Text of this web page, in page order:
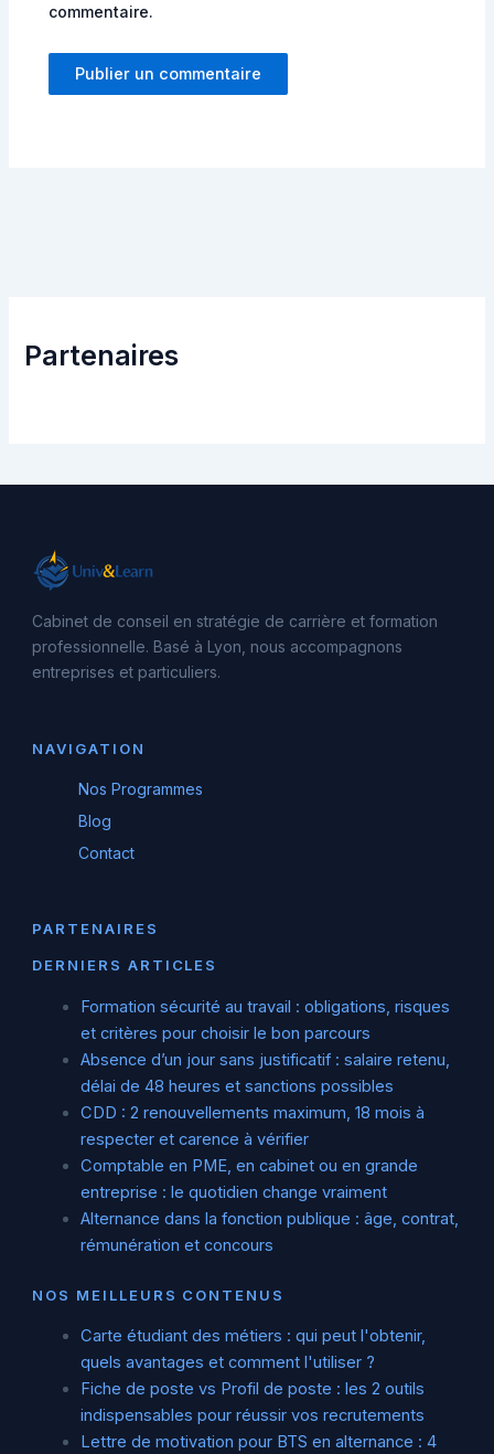
commentaire.
Partenaires
Cabinet de conseil en stratégie de carrière et formation
professionnelle. Basé à Lyon, nous accompagnons
entreprises et particuliers.
NAVIGATION
Nos Programmes
Blog
Contact
PARTENAIRES
DERNIERS ARTICLES
Formation sécurité au travail : obligations, risques
et critères pour choisir le bon parcours
Absence d’un jour sans justificatif : salaire retenu,
délai de 48 heures et sanctions possibles
CDD : 2 renouvellements maximum, 18 mois à
respecter et carence à vérifier
Comptable en PME, en cabinet ou en grande
entreprise : le quotidien change vraiment
Alternance dans la fonction publique : âge, contrat,
rémunération et concours
NOS MEILLEURS CONTENUS
Carte étudiant des métiers : qui peut l'obtenir,
quels avantages et comment l'utiliser ?
Fiche de poste vs Profil de poste : les 2 outils
indispensables pour réussir vos recrutements
Lettre de motivation pour BTS en alternance : 4